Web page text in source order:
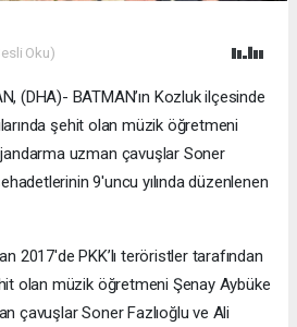
Oku)
(DHA)- BATMAN’ın Kozluk ilçesinde
şehit olan müzik öğretmeni
jandarma uzman çavuşlar Soner
9'uncu yılında düzenlenen
2017'de PKK’lı teröristler tarafından
olan müzik öğretmeni Şenay Aybüke
çavuşlar Soner Fazlıoğlu ve Ali